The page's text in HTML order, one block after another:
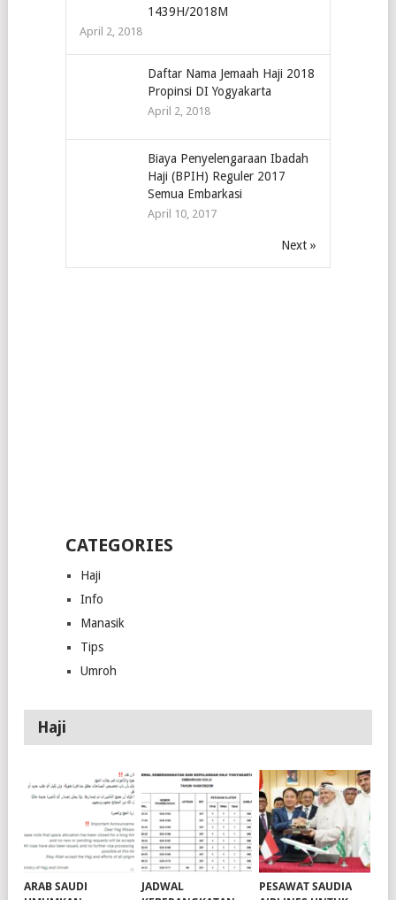
1439H/2018M
April 2, 2018
Daftar Nama Jemaah Haji 2018
Propinsi DI Yogyakarta
April 2, 2018
Biaya Penyelengaraan Ibadah
Haji (BPIH) Reguler 2017
Semua Embarkasi
April 10, 2017
Next »
CATEGORIES
Haji
Info
Manasik
Tips
Umroh
Haji
ARAB SAUDI
JADWAL
PESAWAT SAUDIA